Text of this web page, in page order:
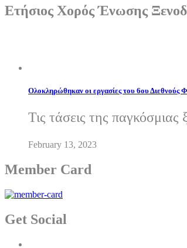
Ετήσιος Χορός Ένωσης
Ολοκληρώθηκαν οι εργασίες του 6ου Διεθνούς
Τις τάσεις της
February 13, 2023
Member Card
Get Social